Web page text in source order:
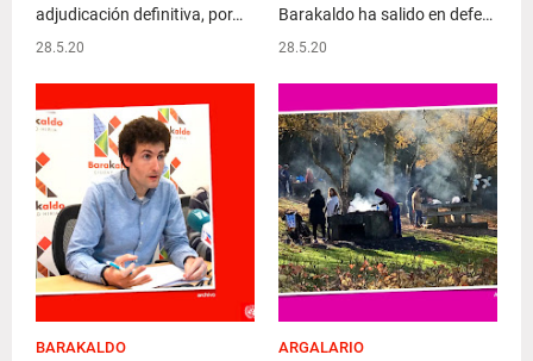
adjudicación definitiva, por…
28.5.20
Barakaldo ha salido en defe…
28.5.20
BARAKALDO ARGALARIO